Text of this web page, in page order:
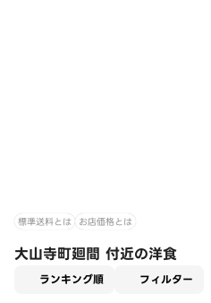
標準送料とは お店価格とは
大山寺町廻間 付近の洋食
ランキング順 フィルター